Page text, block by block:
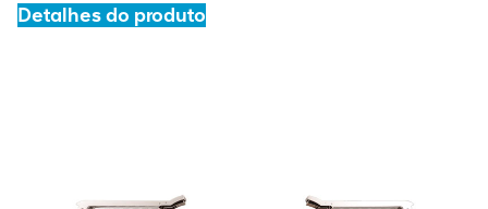
Detalhes do produto